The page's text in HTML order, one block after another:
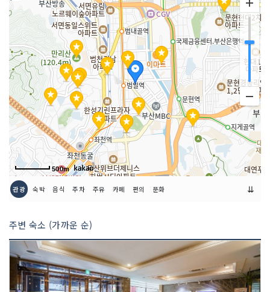
500m
관광 숙박 음식 주차 주유 카페 편의 문화 ⇊
주변 숙소 (가까운 순)